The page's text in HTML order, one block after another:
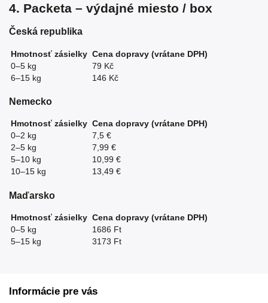
4. Packeta – výdajné miesto / box
Česká republika
Hmotnosť zásielky Cena dopravy (vrátane DPH)
0–5 kg
79 Kč
6–15 kg
146 Kč
Nemecko
Hmotnosť zásielky Cena dopravy (vrátane DPH)
0–2 kg
7,5 €
2–5 kg
7,99 €
5–10 kg
10,99 €
10–15 kg
13,49 €
Maďarsko
Hmotnosť zásielky Cena dopravy (vrátane DPH)
0–5 kg
1686 Ft
5–15 kg
3173 Ft
Informácie pre vás